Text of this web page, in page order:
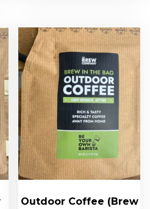
j
o
w
s
z
c
Outdoor Coffee (Brew